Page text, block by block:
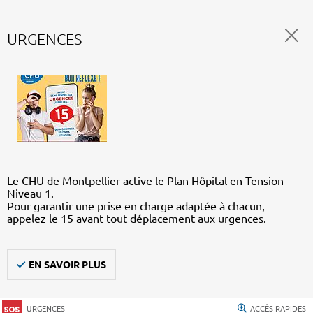
URGENCES
Le CHU de Montpellier active le Plan Hôpital en Tension –
Niveau 1.
Pour garantir une prise en charge adaptée à chacun,
appelez le 15 avant tout déplacement aux urgences.
EN SAVOIR PLUS
URGENCES ACCÈS RAPIDES